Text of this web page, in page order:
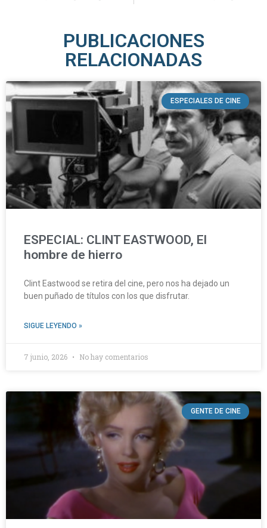
PUBLICACIONES
RELACIONADAS
ESPECIALES DE CINE
ESPECIAL: CLINT EASTWOOD, El
hombre de hierro
Clint Eastwood se retira del cine, pero nos ha dejado un
buen puñado de títulos con los que disfrutar.
SIGUE LEYENDO »
7 junio, 2026 No hay comentarios
GENTE DE CINE